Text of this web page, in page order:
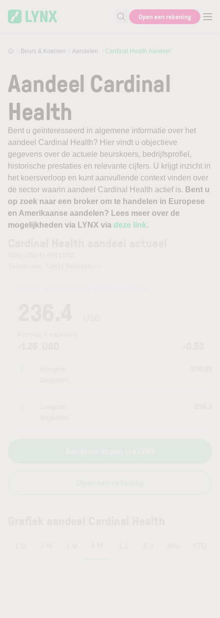
Zoek naar informatie
Open een rekening
Beurs & Koersen Aandelen Cardinal Health Aandeel
Aandeel Cardinal
Health
Bent u geïnteresseerd in algemene informatie over het
aandeel Cardinal Health? Hier vindt u objectieve
gegevens over de actuele beurskoers, bedrijfsprofiel,
historische prestaties en relevante cijfers. U krijgt inzicht in
het koersverloop en kunt aanvullende context vinden over
de sector waarin aandeel Cardinal Health actief is. Bent u
op zoek naar een broker om te handelen in Europese
en Amerikaanse aandelen? Lees meer over de
mogelijkheden via LYNX via deze link.